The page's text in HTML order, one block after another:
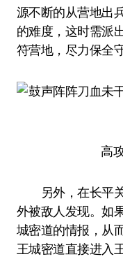
源不断的从营地出
的难度，这时需派
符营地，尽力保全
高攻
另外，在长平关
外被敌人发现。如
城密道的情报，从
王城密道直接进入